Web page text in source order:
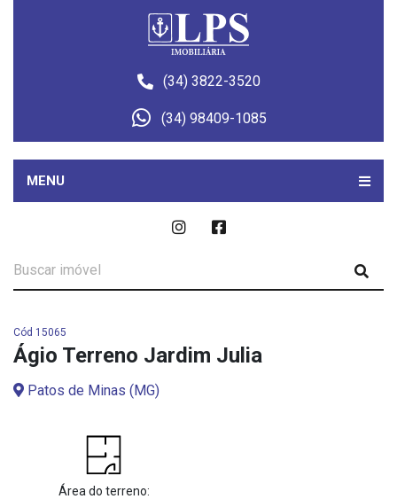
(34) 3822-3520
(34) 98409-1085
MENU
Cód 15065
Ágio Terreno Jardim Julia
Patos de Minas (MG)
Área do terreno: